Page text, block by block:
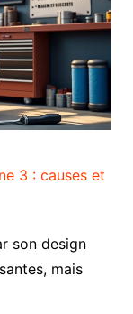
3 : causes et
son design
mais